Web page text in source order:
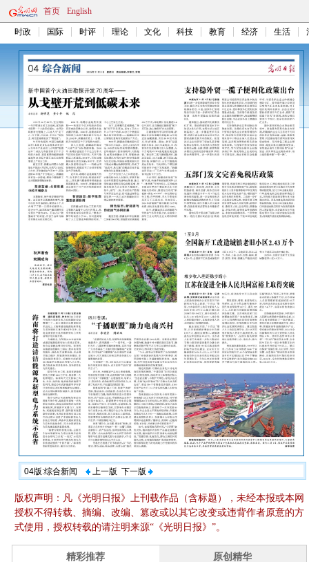
首页 English
时政 国际 时评 理论 文化 科技 教育 经济 生活
04版:综合新闻 上一版 下一版
版权声明：凡《光明日报》上刊载作品（含标题），未经本报或本网
授权不得转载、摘编、改编、篡改或以其它改变或违背作者原意的方
式使用，授权转载的请注明来源“《光明日报》”。